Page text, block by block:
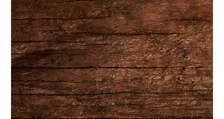
Accueil
À propos
Produits & Services
Plats préparés
Fromages & Charcuteries
Autres produits
Boîte à lunch
Épicerie fine